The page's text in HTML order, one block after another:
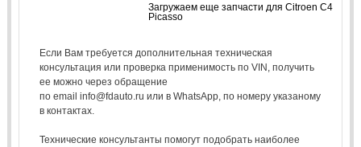
Загружаем еще запчасти для Citroen C4
Picasso
Если Вам требуется дополнительная техническая
консультация или проверка применимость по VIN, получить
ее можно через обращение
по email info@fdauto.ru или в WhatsApp, по номеру указаному
в контактах.
Технические консультанты помогут подобрать наиболее